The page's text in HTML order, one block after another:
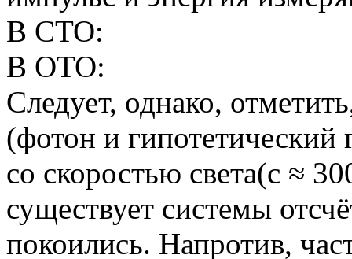
В СТО:
В ОТО:
Следует, однако,
(фотон и гипотетический
со скоростью света(c ≈
существует системы
покоились. Напротив,